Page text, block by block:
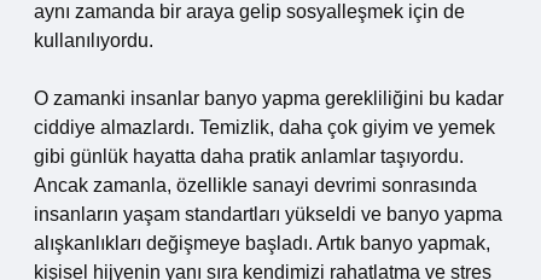
aynı zamanda bir araya gelip sosyalleşmek için de
kullanılıyordu.
O zamanki insanlar banyo yapma gerekliliğini bu kadar
ciddiye almazlardı. Temizlik, daha çok giyim ve yemek
gibi günlük hayatta daha pratik anlamlar taşıyordu.
Ancak zamanla, özellikle sanayi devrimi sonrasında
insanların yaşam standartları yükseldi ve banyo yapma
alışkanlıkları değişmeye başladı. Artık banyo yapmak,
kişisel hijyenin yanı sıra kendimizi rahatlatma ve stres